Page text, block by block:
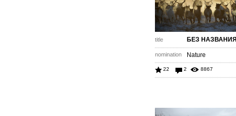
title БЕЗ НАЗВАНИЯ
nomination Nature
22 2 8867